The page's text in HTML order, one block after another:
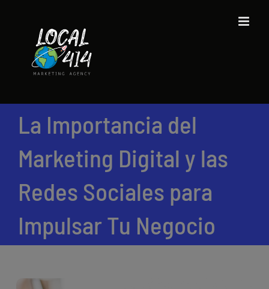
contenido
La Importancia del
Marketing Digital y las
Redes Sociales para
Impulsar Tu Negocio